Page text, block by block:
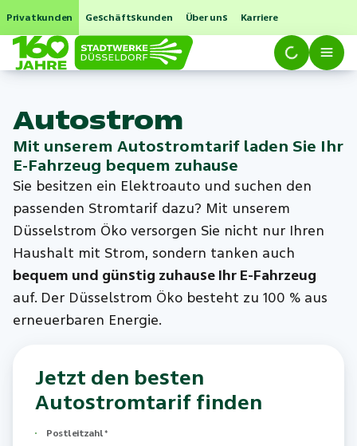
Privatkunden Geschäftskunden Über uns Karriere
Autostrom
Mit unserem Autostromtarif laden Sie Ihr
E-Fahrzeug bequem zuhause
Sie besitzen ein Elektroauto und suchen den
passenden Stromtarif dazu? Mit unserem
Düsselstrom Öko versorgen Sie nicht nur Ihren
Haushalt mit Strom, sondern tanken auch
bequem und günstig zuhause Ihr E-Fahrzeug
auf. Der Düsselstrom Öko besteht zu 100 % aus
erneuerbaren Energie.
Jetzt den besten
Autostromtarif finden
Postleitzahl*